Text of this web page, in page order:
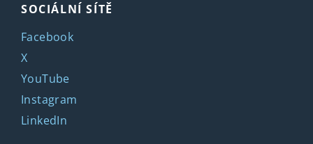
SOCIÁLNÍ SÍTĚ
Facebook
X
YouTube
Instagram
LinkedIn